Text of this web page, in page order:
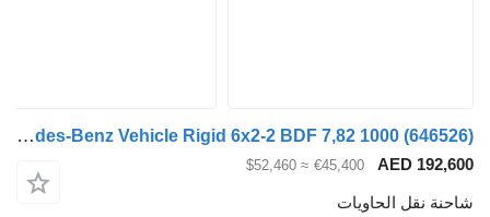
Mercedes-Benz Vehicle Rigid 6x2-2 BDF 7,82 1000
AED
€45,400
≈ $52,460
الحاويات